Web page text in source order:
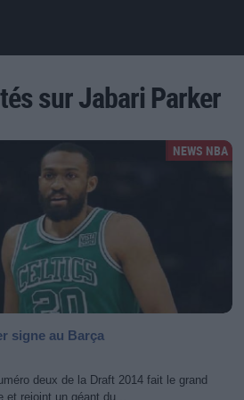
sur Jabari Parker
NEWS NBA
signe au Barça
deux de la Draft 2014 fait le grand
et rejoint un géant du...